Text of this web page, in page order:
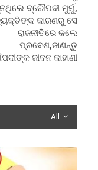
ଦ୍ରୌପଦୀ ମୁର୍ମୁ,
କାରଣରୁ ସେ
ରାଜନୀତିରେ କଲେ
ପ୍ରବେଶ,ଜାଣନ୍ତୁ
ଜୀବନ କାହାଣୀ
All